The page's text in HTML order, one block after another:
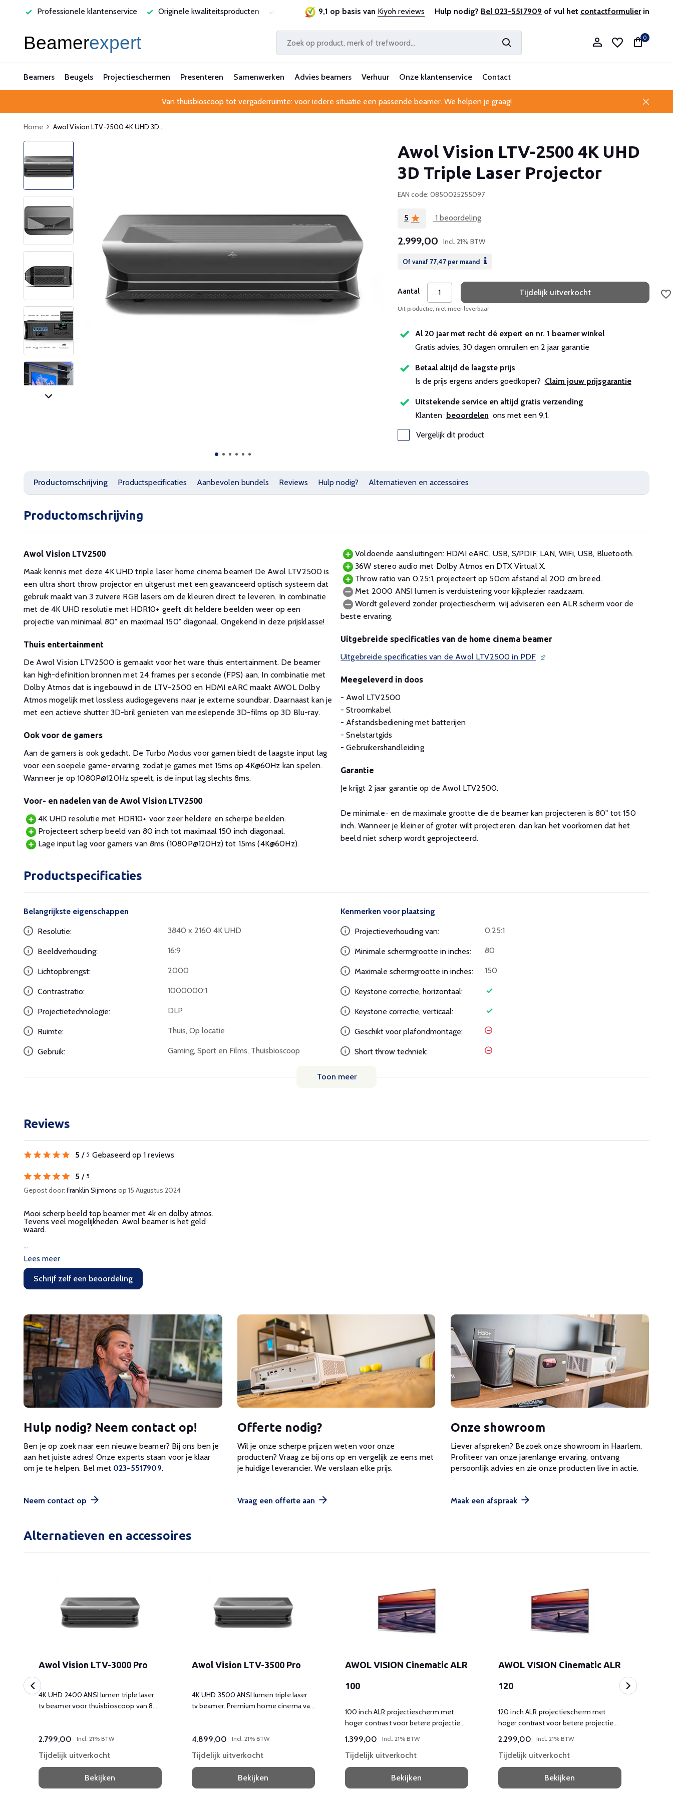
Professionele klantenservice Originele kwaliteitsproducten Laagste prijsgarantie Al 25 jaar betrouwbaar en ervaren Professionele klantenservice
9,1 op basis van Kiyoh reviews Hulp nodig? Bel 023-5517909 of vul het contactformulierin
Account aanmaken
0
Beamers Beugels Projectieschermen Presenteren Samenwerken Advies beamers Verhuur Onze klantenservice Contact
Van thuisbioscoop tot vergaderruimte: voor iedere situatie een passende beamer. We helpen je graag!
Home Awol Vision LTV-2500 4K UHD 3D...
Awol Vision LTV-2500 4K UHD
3D Triple Laser Projector
EAN code: 0850025255097
5 1 beoordeling
2.999,00 Incl. 21% BTW
Of vanaf 77,47per maand
Aantal Tijdelijk uitverkocht
Uit productie, niet meer leverbaar
Al 20 jaar met recht dé expert en nr. 1 beamer winkel
Gratis advies, 30 dagen omruilen en 2 jaar garantie
Betaal altijd de laagste prijs
Is de prijs ergens anders goedkoper? Claim jouw prijsgarantie
Uitstekende service en altijd gratis verzending
Klanten beoordelen ons met een 9,1.
Vergelijk dit product
Productomschrijving Productspecificaties Aanbevolen bundels Reviews Hulp nodig? Alternatieven en accessoires
Productomschrijving
Awol Vision LTV2500
Maak kennis met deze 4K UHD triple laser home cinema beamer! De Awol LTV2500 is
een ultra short throw projector en uitgerust met een geavanceerd optisch systeem dat
gebruik maakt van 3 zuivere RGB lasers om de kleuren direct te leveren. In combinatie
met de 4K UHD resolutie met HDR10+ geeft dit heldere beelden weer op een
projectie van minimaal 80" en maximaal 150" diagonaal. Ongekend in deze prijsklasse!
Thuis entertainment
De Awol Vision LTV2500 is gemaakt voor het ware thuis entertainment. De beamer
kan high-definition bronnen met 24 frames per seconde (FPS) aan. In combinatie met
Dolby Atmos dat is ingebouwd in de LTV-2500 en HDMI eARC maakt AWOL Dolby
Atmos mogelijk met lossless audiogegevens naar je externe soundbar. Daarnaast kan je
met een actieve shutter 3D-bril genieten van meeslepende 3D-films op 3D Blu-ray.
Ook voor de gamers
Aan de gamers is ook gedacht. De Turbo Modus voor gamen biedt de laagste input lag
voor een soepele game-ervaring, zodat je games met 15ms op 4K@60Hz kan spelen.
Wanneer je op 1080P@120Hz speelt, is de input lag slechts 8ms.
Voor- en nadelen van de Awol Vision LTV2500
4K UHD resolutie met HDR10+ voor zeer heldere en scherpe beelden.
Projecteert scherp beeld van 80 inch tot maximaal 150 inch diagonaal.
Lage input lag voor gamers van 8ms (1080P@120Hz) tot 15ms (4K@60Hz).
Voldoende aansluitingen: HDMI eARC, USB, S/PDIF, LAN, WiFi, USB, Bluetooth.
36W stereo audio met Dolby Atmos en DTX Virtual X.
Throw ratio van 0.25:1, projecteert op 50cm afstand al 200 cm breed.
Met 2000 ANSI lumen is verduistering voor kijkplezier raadzaam.
Wordt geleverd zonder projectiescherm, wij adviseren een ALR scherm voor de
beste ervaring.
Uitgebreide specificaties van de home cinema beamer
Uitgebreide specificaties van de Awol LTV2500 in PDF
Meegeleverd in doos
- Awol LTV2500
- Stroomkabel
- Afstandsbediening met batterijen
- Snelstartgids
- Gebruikershandleiding
Garantie
Je krijgt 2 jaar garantie op de Awol LTV2500.
De minimale- en de maximale grootte die de beamer kan projecteren is 80" tot 150
inch. Wanneer je kleiner of groter wilt projecteren, dan kan het voorkomen dat het
beeld niet scherp wordt geprojecteerd.
Productspecificaties
Belangrijkste eigenschappen
Resolutie: 3840 x 2160 4K UHD
Beeldverhouding: 16:9
Lichtopbrengst: 2000
Contrastratio: 1000000:1
Projectietechnologie: DLP
Ruimte: Thuis, Op locatie
Gebruik: Gaming, Sport en Films, Thuisbioscoop
Kenmerken voor plaatsing
Projectieverhouding van: 0.25:1
Minimale schermgrootte in inches: 80
Maximale schermgrootte in inches: 150
Keystone correctie, horizontaal:
Keystone correctie, verticaal:
Geschikt voor plafondmontage:
Short throw techniek:
Toon meer
Reviews
5 / 5 Gebaseerd op 1 reviews
5 / 5
Gepost door: Franklin Sijmons op 15 Augustus 2024
Mooi scherp beeld top beamer met 4k en dolby atmos.
Tevens veel mogelijkheden. Awol beamer is het geld
waard.
...
Lees meer
Schrijf zelf een beoordeling
Hulp nodig? Neem contact op!
Ben je op zoek naar een nieuwe beamer? Bij ons ben je
aan het juiste adres! Onze experts staan voor je klaar
om je te helpen. Bel met 023-5517909.
Neem contact op
Offerte nodig?
Wil je onze scherpe prijzen weten voor onze
producten? Vraag ze bij ons op en vergelijk ze eens met
je huidige leverancier. We verslaan elke prijs.
Vraag een offerte aan
Onze showroom
Liever afspreken? Bezoek onze showroom in Haarlem.
Profiteer van onze jarenlange ervaring, ontvang
persoonlijk advies en zie onze producten live in actie.
Maak een afspraak
Alternatieven en accessoires
Awol Vision LTV-3000 Pro
4K UHD 2400 ANSI lumen triple laser
tv beamer voor thuisbioscoop van 80
2.799,00 Incl. 21% BTW
Tijdelijk uitverkocht
Bekijken
Awol Vision LTV-3500 Pro
4K UHD 3500 ANSI lumen triple laser
tv beamer. Premium home cinema van
4.899,00 Incl. 21% BTW
Tijdelijk uitverkocht
Bekijken
AWOL VISION Cinematic ALR
100
100 inch ALR projectiescherm met
hoger contrast voor betere projectie
1.399,00 Incl. 21% BTW
Tijdelijk uitverkocht
Bekijken
AWOL VISION Cinematic ALR
120
120 inch ALR projectiescherm met
hoger contrast voor betere projectie
2.299,00 Incl. 21% BTW
Tijdelijk uitverkocht
Bekijken